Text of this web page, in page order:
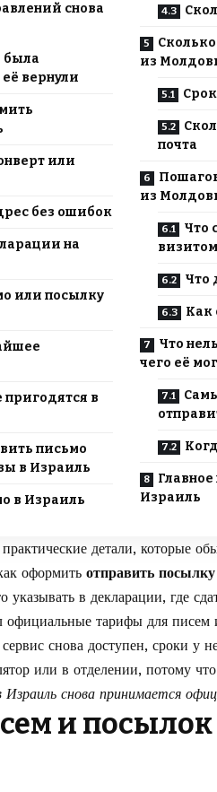
снова
была
вернули
или
без ошибок
на
или посылку
в
письмо
в Израиль
в Израиль
из
почта
из
Что
Что
Как
Что
чего её
Израиль
детали, которые
оформить отправить
указывать в декларации, где
официальные тарифы для
снова доступен, сроки у
или в отделении, потому
снова принимается
и посылок